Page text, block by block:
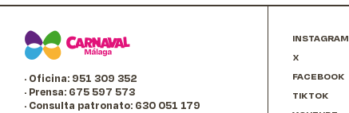
· Oficina: 951 309 352
· Prensa: 675 597 573
· Consulta patronato: 630 051 179
INSTAGRAM
X
FACEBOOK
TIKTOK